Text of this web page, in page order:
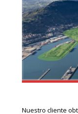
Nuestro cliente